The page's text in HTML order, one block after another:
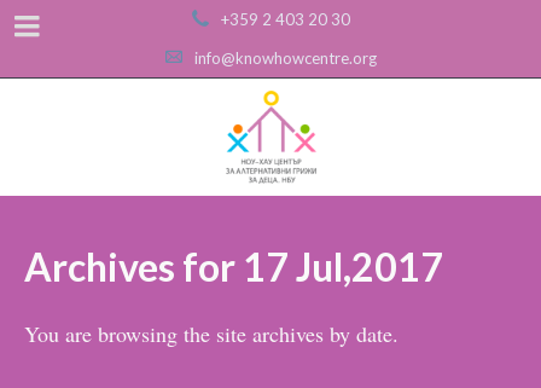
+359 2 403 20 30
info@knowhowcentre.org
Archives for 17 Jul,2017
You are browsing the site archives by date.